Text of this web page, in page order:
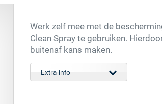
Werk zelf mee met de
Clean Spray te gebruiken.
buitenaf kans maken.
Extra info